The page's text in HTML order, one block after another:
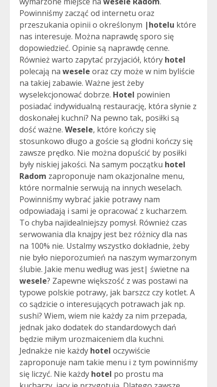
Powinniśmy zacząć od internetu oraz
przeszukania opinii o określonym |hotelu które
nas interesuje. Można naprawdę sporo się
dopowiedzieć. Opinie są naprawdę cenne.
Również warto zapytać przyjaciół, który hotel
polecają na wesele oraz czy może w nim byliście
na takiej zabawie. Ważne jest żeby
wyselekcjonować dobrze. Hotel powinien
posiadać indywidualną restaurację, która słynie z
doskonałej kuchni? Na pewno tak, posiłki są
dość ważne. Wesele, które kończy się
stosunkowo długo a goście są głodni kończy się
zawsze prędko. Nie można dopuścić by posiłki
były niskiej jakości. Na samym początku hotel
Radom zaproponuje nam okazjonalne menu,
które normalnie serwują na innych weselach.
Powinniśmy wybrać jakie potrawy nam
odpowiadają i sami je opracować z kucharzem.
To chyba najidealniejszy pomysł. Również czas
serwowania dla knajpy jest bez różnicy dla nas
na 100% nie. Ustalmy wszystko dokładnie, żeby
nie było nieporozumień na naszym wymarzonym
ślubie. Jakie menu według was jest| świetne na
wesele? Zapewne większość z was postawi na
typowe polskie potrawy, jak barszcz czy kotlet. A
co sądzicie o interesujących potrawach jak np.
sushi? Wiem, wiem nie każdy za nim przepada,
jednak jako dodatek do standardowych dań
będzie miłym urozmaiceniem dla kuchni.
Jednakże nie każdy hotel oczywiście
zaproponuje nam takie menu i z tym powinniśmy
się liczyć. Nie każdy hotel po prostu ma